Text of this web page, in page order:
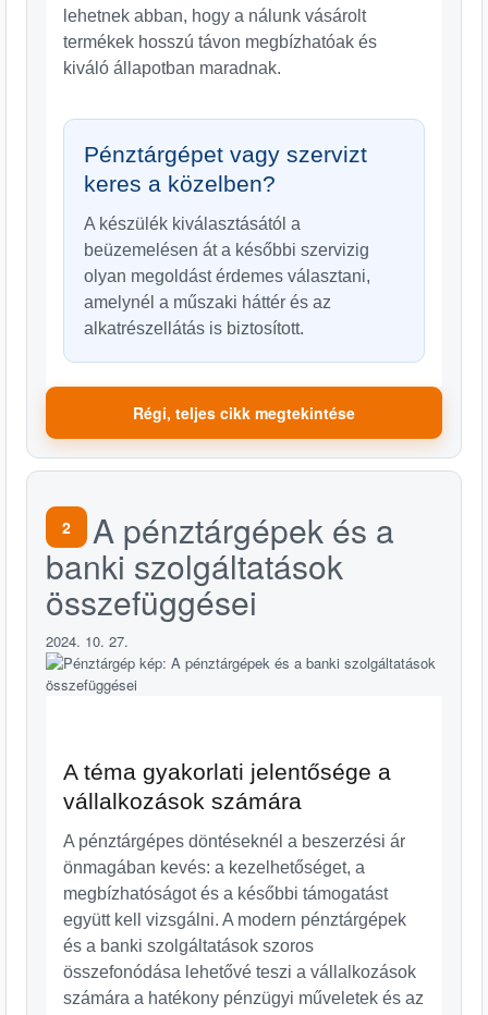
lehetnek abban, hogy a nálunk vásárolt
termékek hosszú távon megbízhatóak és
kiváló állapotban maradnak.
Pénztárgépet vagy szervizt
keres a közelben?
A készülék kiválasztásától a
beüzemelésen át a későbbi szervizig
olyan megoldást érdemes választani,
amelynél a műszaki háttér és az
alkatrészellátás is biztosított.
Régi, teljes cikk megtekintése
2 A pénztárgépek és a
banki szolgáltatások
összefüggései
2024. 10. 27.
A téma gyakorlati jelentősége a
vállalkozások számára
A pénztárgépes döntéseknél a beszerzési ár
önmagában kevés: a kezelhetőséget, a
megbízhatóságot és a későbbi támogatást
együtt kell vizsgálni. A modern pénztárgépek
és a banki szolgáltatások szoros
összefonódása lehetővé teszi a vállalkozások
számára a hatékony pénzügyi műveletek és az